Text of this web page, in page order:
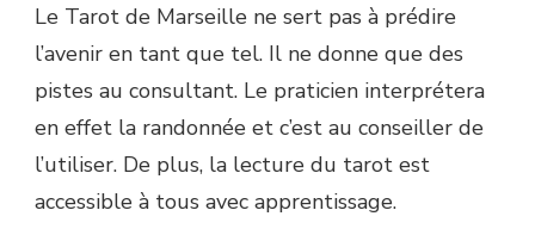
Le Tarot de Marseille ne sert pas à prédire
l’avenir en tant que tel. Il ne donne que des
pistes au consultant. Le praticien interprétera
en effet la randonnée et c’est au conseiller de
l’utiliser. De plus, la lecture du tarot est
accessible à tous avec apprentissage.